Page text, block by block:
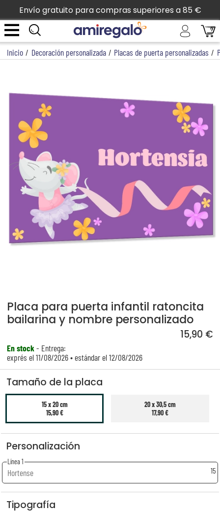
Envío gratuito para compras superiores a 85 €
Inicio / Decoración personalizada / Placas de puerta personalizadas /
Placa para puerta infantil ratoncita
bailarina y nombre personalizado
15,90 €
En stock- Entrega:
exprés el 11/08/2026 • estándar el 12/08/2026
Tamaño de la placa
15 x 20 cm
15,90 €
20 x 30,5 cm
17,90 €
Personalización
Línea 1
15
Tipografía